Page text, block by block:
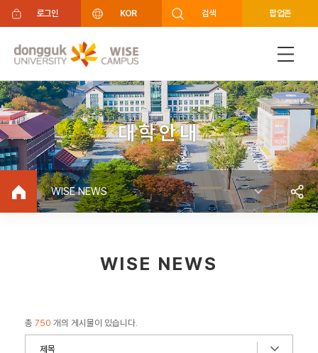
주메뉴 바로가기
푸터 바로가기
로그인 KOR 검색 팝업존
대학안내
WISE NEWS
WISE NEWS
총 750 개의 게시물이 있습니다.